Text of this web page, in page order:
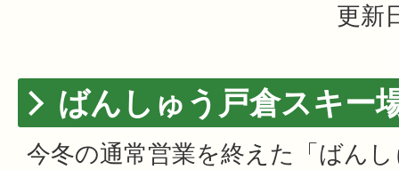
更新
ばんしゅう戸倉スキー
今冬の通常営業を終えた「ばん